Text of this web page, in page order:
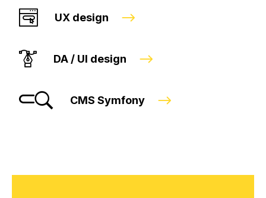
UX design
DA / UI design
CMS Symfony